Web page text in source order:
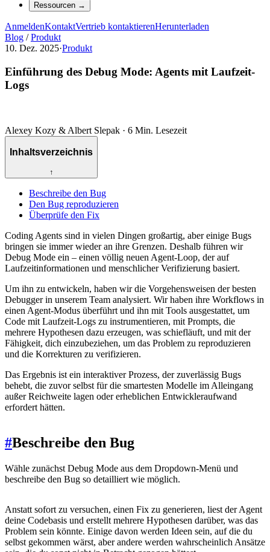
Ressourcen →
AnmeldenKontaktVertrieb kontaktierenHerunterladen
Blog / Produkt
10. Dez. 2025·Produkt
Einführung des Debug Mode: Agents mit Laufzeit-
Logs
Alexey Kozy & Albert Slepak · 6 Min. Lesezeit
Inhaltsverzeichnis
↑
Beschreibe den Bug
Den Bug reproduzieren
Überprüfe den Fix
Coding Agents sind in vielen Dingen großartig, aber einige Bugs
bringen sie immer wieder an ihre Grenzen. Deshalb führen wir
Debug Mode ein – einen völlig neuen Agent-Loop, der auf
Laufzeitinformationen und menschlicher Verifizierung basiert.
Um ihn zu entwickeln, haben wir die Vorgehensweisen der besten
Debugger in unserem Team analysiert. Wir haben ihre Workflows in
einen Agent-Modus überführt und ihn mit Tools ausgestattet, um
Code mit Laufzeit-Logs zu instrumentieren, mit Prompts, die
mehrere Hypothesen dazu erzeugen, was schiefläuft, und mit der
Fähigkeit, dich einzubeziehen, um das Problem zu reproduzieren
und die Korrekturen zu verifizieren.
Das Ergebnis ist ein interaktiver Prozess, der zuverlässig Bugs
behebt, die zuvor selbst für die smartesten Modelle im Alleingang
außer Reichweite lagen oder erheblichen Entwickleraufwand
erfordert hätten.
#Beschreibe den Bug
Wähle zunächst Debug Mode aus dem Dropdown-Menü und
beschreibe den Bug so detailliert wie möglich.
Anstatt sofort zu versuchen, einen Fix zu generieren, liest der Agent
deine Codebasis und erstellt mehrere Hypothesen darüber, was das
Problem sein könnte. Einige davon werden Ideen sein, auf die du
selbst gekommen wärst, aber andere werden wahrscheinlich Ansätze